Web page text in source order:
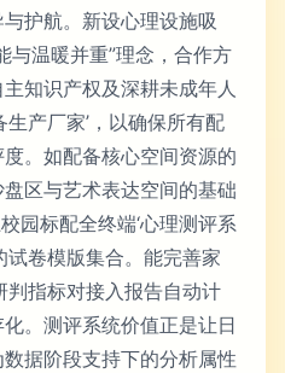
护航。新设心理设施吸
与温暖并重”理念，合作方
知识产权及深耕未成年人
产厂家’，以确保所有配
。如配备核心空间资源的
区与艺术表达空间的基础
园标配全终端‘心理测评系
试卷模版集合。能完善家
判指标对接入报告自动计
。测评系统价值正是让日
据阶段支持下的分析属性